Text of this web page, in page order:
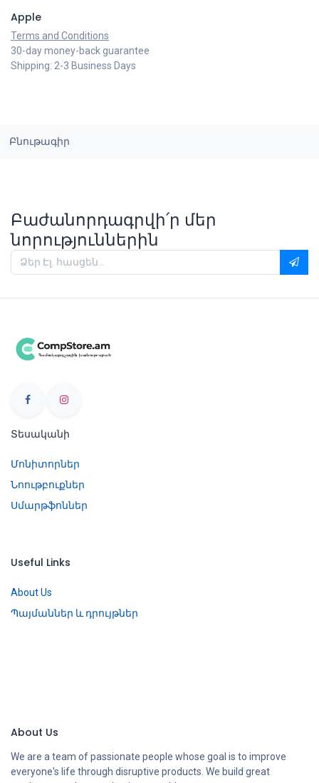
Apple
Terms and Conditions
30-day money-back guarantee
Shipping: 2-3 Business Days
Բնութագիր
Բաժանորդագրվի՛ր մեր
նորություններին
Տեսականի
Մոնիտորներ
Նոութբուքներ
Սմարթֆոններ
Useful Links
About Us
Պայմաններ և դրույթներ
About Us
We are a team of passionate people whose goal is to improve
everyone's life through disruptive products. We build great